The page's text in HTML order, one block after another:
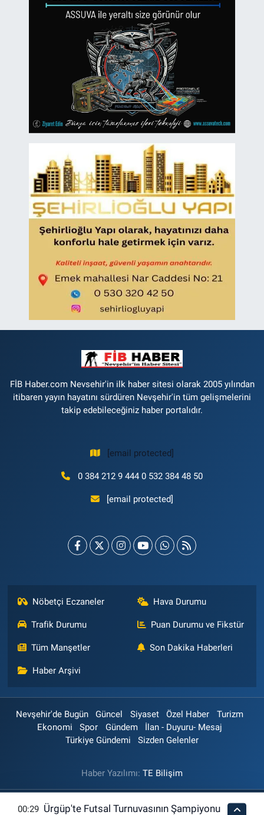
FİB Haber.com Nevsehir'in ilk haber sitesi olarak 2005 yılından
itibaren yayın hayatını sürdüren Nevşehir'in tüm gelişmelerini
takip edebileceğiniz haber portalıdır.
[email protected]
0 384 212 9 444 0 532 384 48 50
[email protected]
Nöbetçi Eczaneler Hava Durumu
Trafik Durumu Puan Durumu ve Fikstür
Tüm Manşetler Son Dakika Haberleri
Haber Arşivi
Nevşehir'de Bugün Güncel Siyaset Özel Haber
Turizm
Ekonomi
Spor Gündem
İlan - Duyuru- Mesaj
Türkiye Gündemi
Sizden Gelenler
Haber Yazılımı: TE Bilişim
00:29 Ürgüp'te Futsal Turnuvasının Şampiyonu